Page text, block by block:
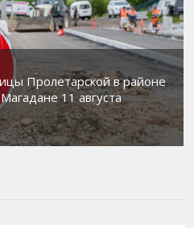
Пролетарской в районе
11 августа